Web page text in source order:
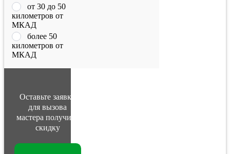
от 30 до 50
километров от
МКАД
более 50
километров от
МКАД
Оставьте заявку
для вызова
мастера получите
скидку